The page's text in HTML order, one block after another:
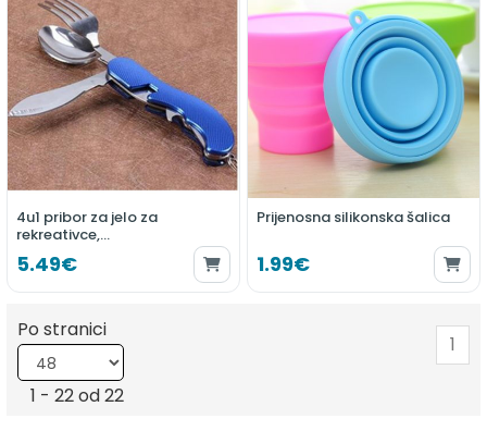
4u1 pribor za jelo za
rekreativce,
nož+vilica+žlica+otvarač
5.49€
Prijenosna silikonska šalica
1.99€
Po stranici
1 - 22 od 22
1